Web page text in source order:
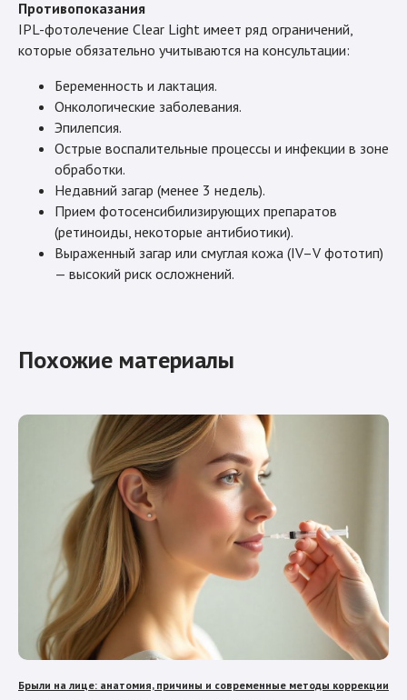
Противопоказания
IPL-фотолечение Clear Light имеет ряд ограничений,
которые обязательно учитываются на консультации:
Беременность и лактация.
Онкологические заболевания.
Эпилепсия.
Острые воспалительные процессы и инфекции в зоне
обработки.
Недавний загар (менее 3 недель).
Прием фотосенсибилизирующих препаратов
(ретиноиды, некоторые антибиотики).
Выраженный загар или смуглая кожа (IV–V фототип)
— высокий риск осложнений.
Похожие материалы
Брыли на лице: анатомия, причины и современные методы коррекции